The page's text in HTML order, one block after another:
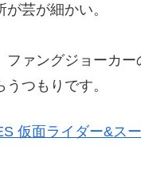
芸が細かい。
ァングジョーカ
つもりです。
仮面ライダー&ス